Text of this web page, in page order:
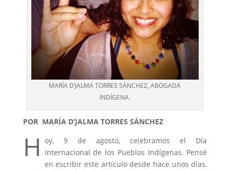
MARÍA D’JALMA TORRES SÁNCHEZ, ABOGADA
INDÍGENA.
POR MARÍA D’JALMA TORRES SÁNCHEZ
H oy, 9 de agosto, celebramos el Día
Internacional de los Pueblos Indígenas. Pensé
en escribir este artículo desde hace unos días,